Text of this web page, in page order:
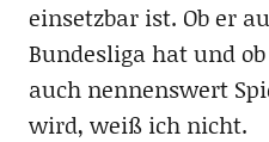
einsetzbar ist. Ob er
Bundesliga hat und
auch nennenswert
wird, weiß ich nicht.